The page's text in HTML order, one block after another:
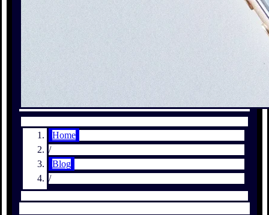
Home
/
Blog
/